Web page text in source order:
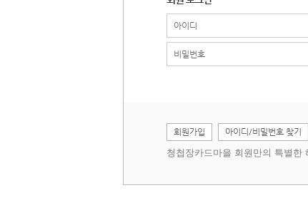
회원가입 아이디/비밀번호 찾기
청첩장카드마을 회원만의 특별한